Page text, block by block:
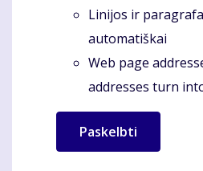
Linijos ir
automatiškai
Web page
addresses turn